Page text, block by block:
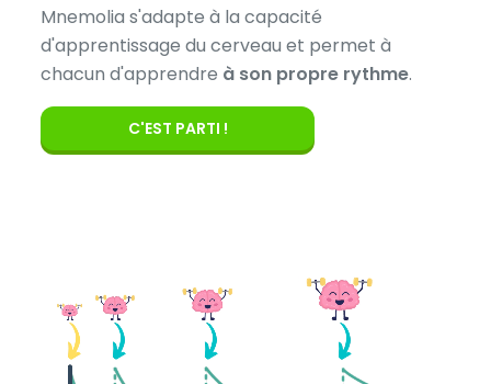
Mnemolia s'adapte à la capacité
d'apprentissage du cerveau et permet à
chacun d'apprendre à son propre rythme.
C'EST PARTI !